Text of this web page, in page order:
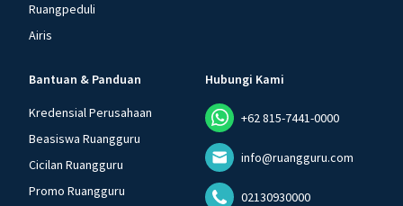
Ruangpeduli
Airis
Bantuan & Panduan
Kredensial Perusahaan
Beasiswa Ruangguru
Cicilan Ruangguru
Promo Ruangguru
Hubungi Kami
+62 815-7441-0000
info@ruangguru.com
02130930000